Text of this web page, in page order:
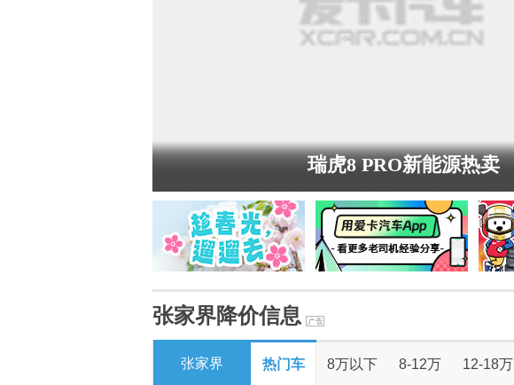
瑞虎8 PRO新能源热卖
张家界降价信息
张家界 热门车 8万以下 8-12万 12-18万